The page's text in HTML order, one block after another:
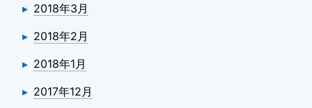
2018年3月
2018年2月
2018年1月
2017年12月